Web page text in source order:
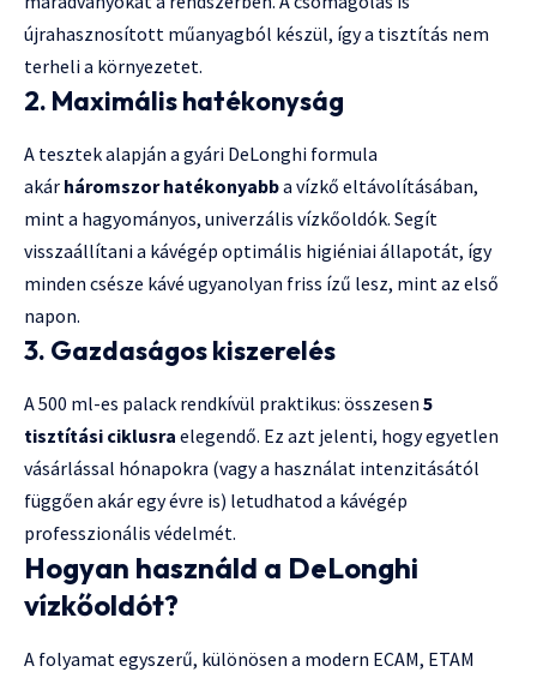
újrahasznosított műanyagból készül, így a tisztítás nem
terheli a környezetet.
2. Maximális hatékonyság
A tesztek alapján a gyári DeLonghi formula
akár háromszor hatékonyabba vízkő eltávolításában,
mint a hagyományos, univerzális vízkőoldók. Segít
visszaállítani a kávégép optimális higiéniai állapotát, így
minden csésze kávé ugyanolyan friss ízű lesz, mint az első
napon.
3. Gazdaságos kiszerelés
A 500 ml-es palack rendkívül praktikus: összesen 5
tisztítási ciklusra elegendő. Ez azt jelenti, hogy egyetlen
vásárlással hónapokra (vagy a használat intenzitásától
függően akár egy évre is) letudhatod a kávégép
professzionális védelmét.
Hogyan használd a DeLonghi
vízkőoldót?
A folyamat egyszerű, különösen a modern ECAM, ETAM